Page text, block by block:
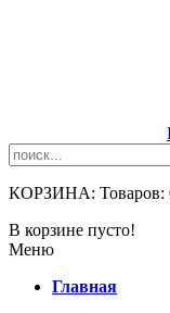
КОРЗИНА: Товаров:
В корзине пусто!
Меню
Главная